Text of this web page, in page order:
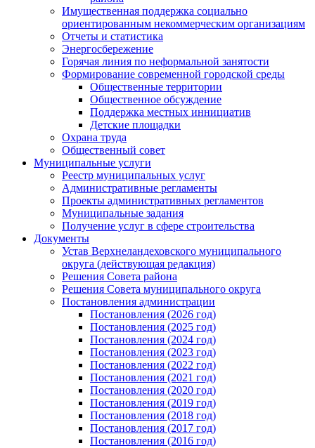
Имущественная поддержка социально
ориентированным некоммерческим организациям
Отчеты и статистика
Энергосбережение
Горячая линия по неформальной занятости
Формирование современной городской среды
Общественные территории
Общественное обсуждение
Поддержка местных иннициатив
Детские площадки
Охрана труда
Общественный совет
Муниципальные услуги
Реестр муниципальных услуг
Административные регламенты
Проекты административных регламентов
Муниципальные задания
Получение услуг в сфере строительства
Документы
Устав Верхнеландеховского муниципального
округа (действующая редакция)
Решения Совета района
Решения Совета муниципального округа
Постановления администрации
Постановления (2026 год)
Постановления (2025 год)
Постановления (2024 год)
Постановления (2023 год)
Постановления (2022 год)
Постановления (2021 год)
Постановления (2020 год)
Постановления (2019 год)
Постановления (2018 год)
Постановления (2017 год)
Постановления (2016 год)